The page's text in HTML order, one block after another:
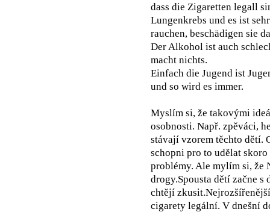
dass die Zigaretten legall
Lungenkrebs und es ist
rauchen, beschädigen sie
Der Alkohol ist auch
macht nichts.
Einfach die Jugend ist
und so wird es immer.
Myslím si, že takovými
osobnosti. Např. zpěváci,
stávají vzorem těchto dětí.
schopni pro to udělat
problémy. Ale mylím si, že
drogy.Spousta dětí začne
chtějí
cigarety legální. V dnešní